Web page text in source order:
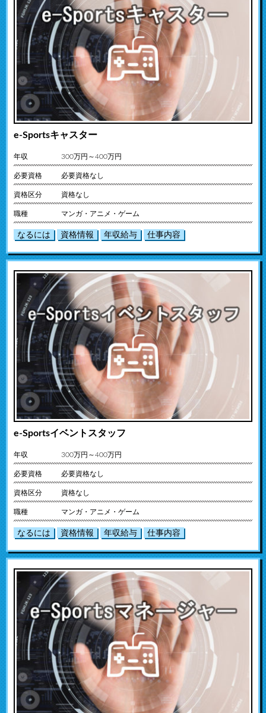
e-Sportsキャスター
年収 300万円～400万円
必要資格 必要資格なし
資格区分 資格なし
職種 マンガ・アニメ・ゲーム
なるには 資格情報 年収給与 仕事内容
e-Sportsイベントスタッフ
年収 300万円～400万円
必要資格 必要資格なし
資格区分 資格なし
職種 マンガ・アニメ・ゲーム
なるには 資格情報 年収給与 仕事内容